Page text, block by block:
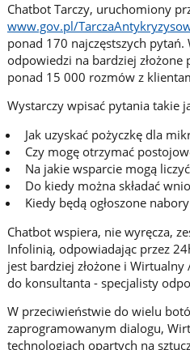
Chatbot Tarczy, uruchomiony
www.gov.pl/
ponad 170 najczęstszych
odpowiedzi na bardziej
ponad 15 000 rozmów z
Wystarczy wpisać pytania takie
Jak uzyskać pożyczkę dla
Czy mogę otrzymać
Na jakie wsparcie mogą
Do kiedy można składać
Kiedy będą ogłoszone
Chatbot wspiera, nie wyręcza,
Infolinią, odpowiadając przez
jest bardziej złożone i
do konsultanta - specjalisty
W przeciwieństwie do wielu
zaprogramowanym dialogu,
technologiach opartych na